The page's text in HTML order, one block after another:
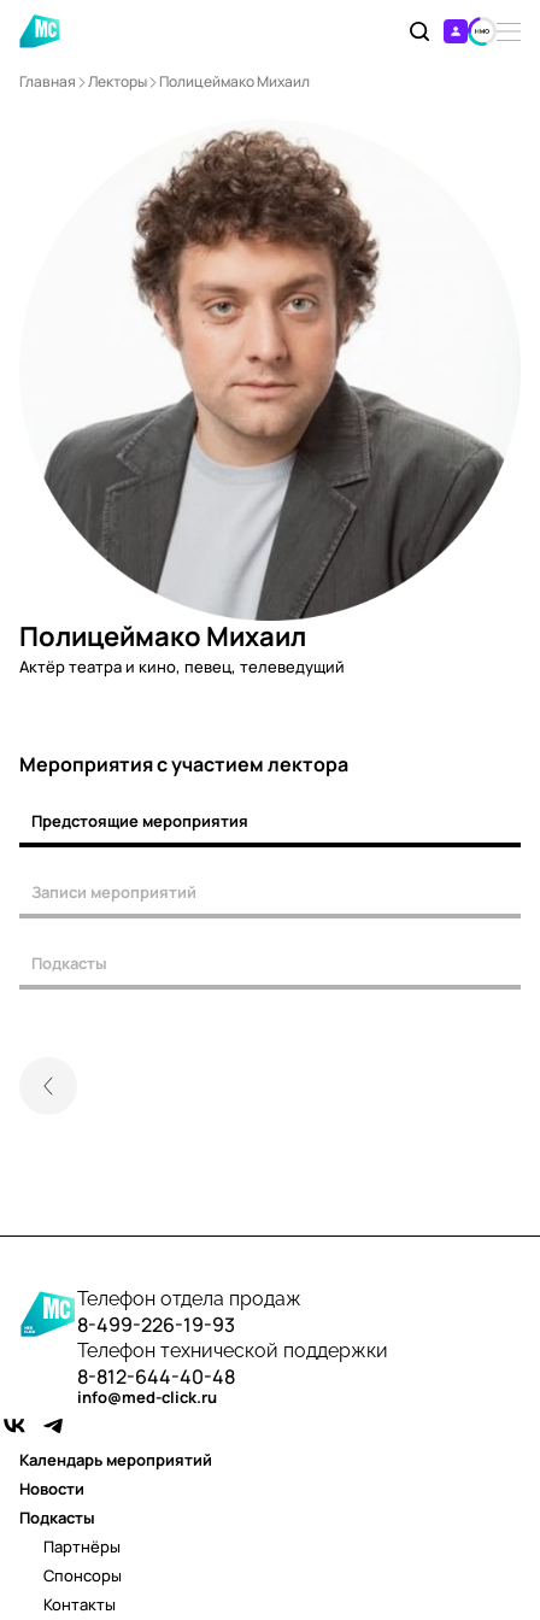
Главная Лекторы Полицеймако Михаил
Полицеймако Михаил
Актёр театра и кино, певец, телеведущий
Мероприятия c участием лектора
Предстоящие мероприятия
Записи мероприятий
Подкасты
Телефон отдела продаж
8-499-226-19-93
Телефон технической поддержки
8-812-644-40-48
info@med-click.ru
Календарь мероприятий
Новости
Подкасты
Партнёры
Спонсоры
Контакты